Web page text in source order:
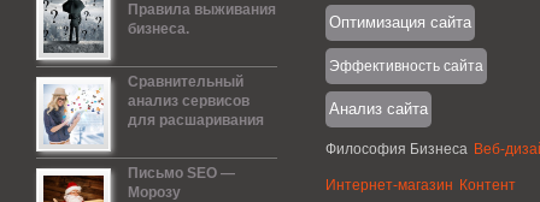
Правила выживания
бизнеса.
Сравнительный
анализ сервисов
для расшаривания
Письмо SEO —
Морозу
Оптимизация сайта
Эффективность сайта
Анализ сайта
Философия Бизнеса Веб-
Интернет-магазин Контент